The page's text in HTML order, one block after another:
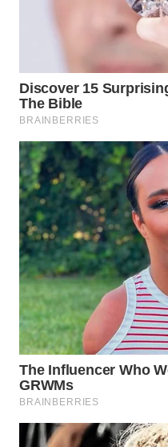
WN
TAPANULI
WN
SAMOSIR
WN
PADANG
LAWAS
SUMEDANG
WN
CIANJUR
WN